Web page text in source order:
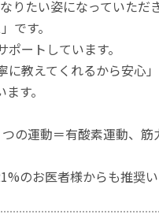
たい姿になっていただ
です。
ートしています。
教えてくれるから安心
す。
の運動＝有酸素運動、
のお医者様からも推奨い